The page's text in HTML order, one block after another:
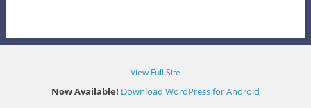
View Full Site
Now Available! Download WordPress for Android